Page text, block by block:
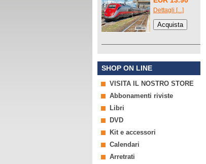
Dettagli [...]
SHOP ON LINE
VISITA IL NOSTRO STORE
Abbonamenti riviste
Libri
DVD
Kit e accessori
Calendari
Arretrati